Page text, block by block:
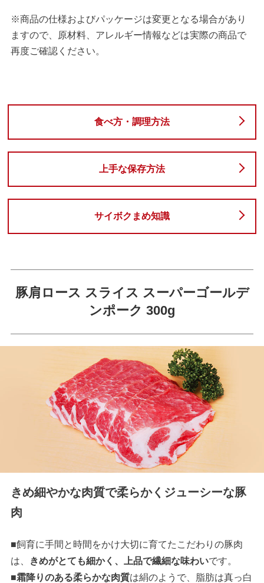
※商品の仕様およびパッケージは変更となる場合があり
ますので、原材料、アレルギー情報などは実際の商品で
再度ご確認ください。
食べ方・調理方法
上手な保存方法
サイボクまめ知識
豚肩ロース スライス スーパーゴールデ
ンポーク 300g
きめ細やかな肉質で柔らかくジューシーな豚
肉
■飼育に手間と時間をかけ大切に育てたこだわりの豚肉
は、
きめがとても細かく、上品で繊細な味わいです。
■霜降りのある柔らかな肉質は絹のようで、脂肪は真っ白